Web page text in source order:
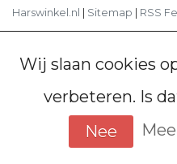
Harswinkel.nl
Sitemap RSS
Wij slaan cookies
verbeteren. Is
Nee